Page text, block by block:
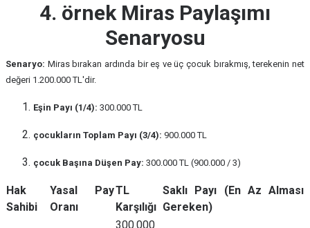
4. örnek Miras Paylaşımı
Senaryosu
Senaryo: Miras bırakan ardında bir eş ve üç çocuk bırakmış, terekenin net
değeri 1.200.000 TL'dir.
Eşin Payı (1/4): 300.000 TL
çocukların Toplam Payı (3/4): 900.000 TL
çocuk Başına Düşen Pay: 300.000 TL (900.000 / 3)
Hak
Sahibi
Yasal Pay
Oranı
TL
Karşılığı
Saklı Payı (En Az Alması
Gereken)
300.000